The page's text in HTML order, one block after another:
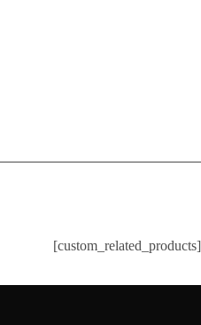
[custom_related_products]